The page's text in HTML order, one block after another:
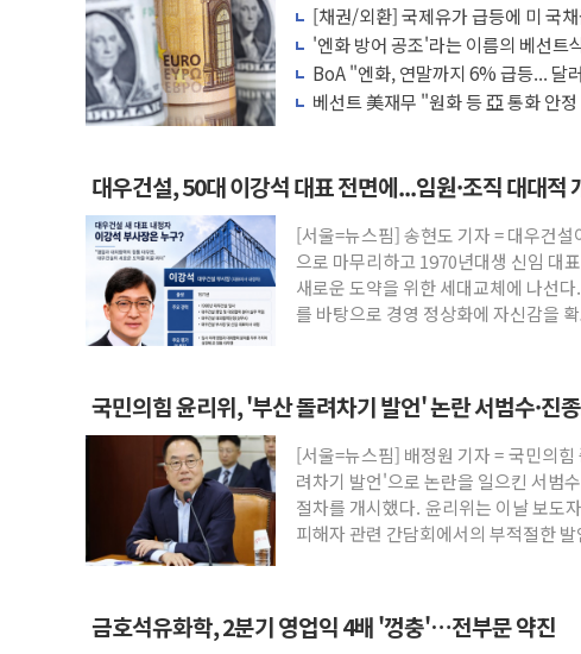
[채권/외환] 국제유가 급등에 미 국
장, 美 고용지표 촉각
'엔화 방어 공조'라는 이름의 베선트
BoA "엔화, 연말까지 6% 급등... 달
베선트 美재무 "원화 등 亞 통화 안
대우건설, 50대 이강석 대표 전면에...임원·조직 대대적
[서울=뉴스핌] 송현도 기자 = 대우건
으로 마무리하고 1970년대생 신임 대
새로운 도약을 위한 세대교체에 나선
를 바탕으로 경영 정상화에 자신감을
국민의힘 윤리위, '부산 돌려차기 발언' 논란 서범수·진
[서울=뉴스핌] 배정원 기자 = 국민의
려차기 발언'으로 논란을 일으킨 서범
절차를 개시했다. 윤리위는 이날 보도
피해자 관련 간담회에서의 부적절한
금호석유화학, 2분기 영업익 4배 '껑충'…전부문 약진